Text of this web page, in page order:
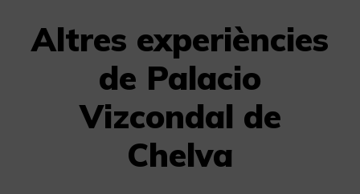
Altres experiències
de Palacio
Vizcondal de
Chelva